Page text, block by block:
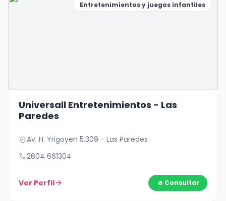
Entretenimientos y juegos infantiles
Universall Entretenimientos - Las
Paredes
location_onAv. H. Yrigoyen 5.309 - Las Paredes
call2604 661304
Ver Perfilarrow_forward Consultar